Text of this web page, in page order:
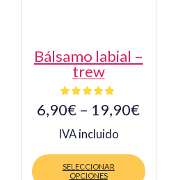
bálsamo labial –
trew
6,90€ – 19,90€
IVA incluido
SELECCIONAR
OPCIONES
producto
tiene